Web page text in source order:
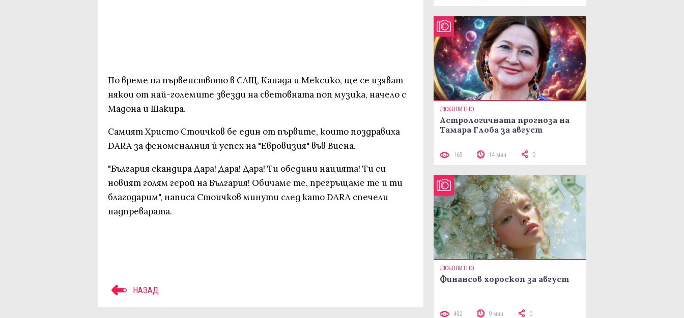
По време на първенството в САЩ, Канада и Мексико, ще се изяват
някои от най-големите звезди на световната поп музика, начело с
Мадона и Шакира.
Самият Христо Стоичков бе един от първите, които поздравиха
DARA за феноменалния ѝ успех на "Евровизия" във Виена.
"България скандира Дара! Дара! Дара! Ти обедини нацията! Ти си
новият голям герой на България! Обичаме те, прегръщаме те и ти
благодарим", написа Стоичков минути след като DARA спечели
надпреварата.
НАЗАД
ЛЮБОПИТНО
Астрологичната прогноза на
Тамара Глоба за август
165 14 мин 0
ЛЮБОПИТНО
Финансов хороскоп за август
432 9 мин 0